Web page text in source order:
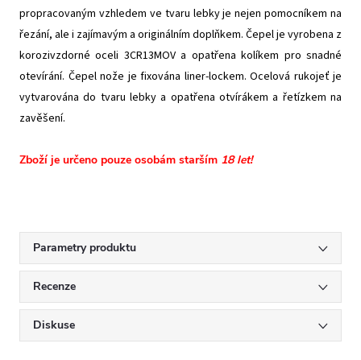
propracovaným vzhledem ve tvaru lebky je nejen pomocníkem na
řezání, ale i zajímavým a originálním doplňkem. Čepel je vyrobena z
korozivzdorné oceli 3CR13MOV a opatřena kolíkem pro snadné
otevírání. Čepel nože je fixována liner-lockem. Ocelová rukojeť je
vytvarována do tvaru lebky a opatřena otvírákem a řetízkem na
zavěšení.
Zboží je určeno pouze osobám starším 18 let!
Parametry produktu
Recenze
Diskuse